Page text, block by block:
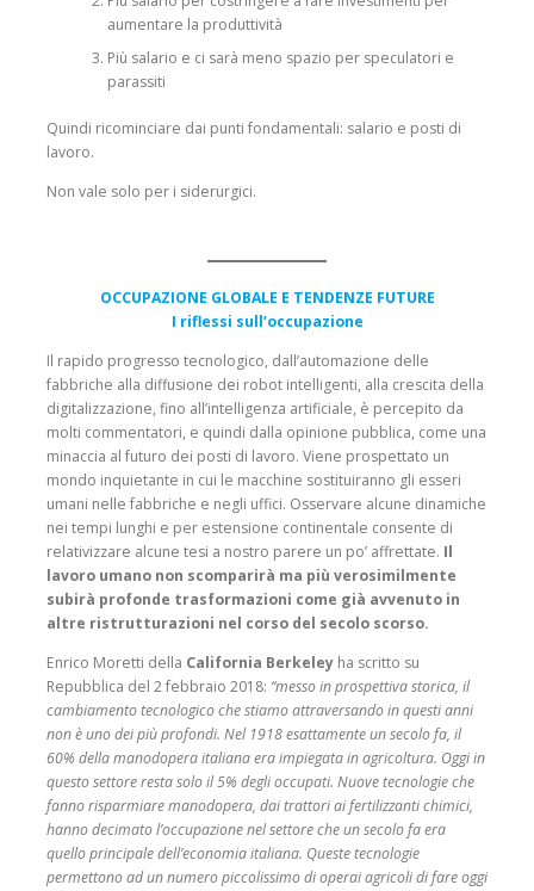
aumentare la produttività
Più salario e ci sarà meno spazio per speculatori e
parassiti
Quindi ricominciare dai punti fondamentali: salario e posti di
lavoro.
Non vale solo per i siderurgici.
OCCUPAZIONE GLOBALE E TENDENZE FUTURE
I riflessi sull’occupazione
Il rapido progresso tecnologico, dall’automazione delle
fabbriche alla diffusione dei robot intelligenti, alla crescita della
digitalizzazione, fino all’intelligenza artificiale, è percepito da
molti commentatori, e quindi dalla opinione pubblica, come una
minaccia al futuro dei posti di lavoro. Viene prospettato un
mondo inquietante in cui le macchine sostituiranno gli esseri
umani nelle fabbriche e negli uffici. Osservare alcune dinamiche
nei tempi lunghi e per estensione continentale consente di
relativizzare alcune tesi a nostro parere un po’ affrettate. Il
lavoro umano non scomparirà ma più verosimilmente
subirà profonde trasformazioni come già avvenuto in
altre ristrutturazioni nel corso del secolo scorso.
Enrico Moretti della California Berkeley ha scritto su
Repubblica del 2 febbraio 2018: “messo in prospettiva storica, il
cambiamento tecnologico che stiamo attraversando in questi anni
non è uno dei più profondi. Nel 1918 esattamente un secolo fa, il
60% della manodopera italiana era impiegata in agricoltura. Oggi in
questo settore resta solo il 5% degli occupati. Nuove tecnologie che
fanno risparmiare manodopera, dai trattori ai fertilizzanti chimici,
hanno decimato l’occupazione nel settore che un secolo fa era
quello principale dell’economia italiana. Queste tecnologie
permettono ad un numero piccolissimo di operai agricoli di fare oggi